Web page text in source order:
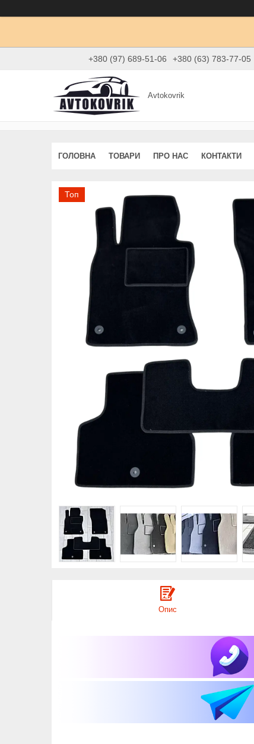
+380 (97) 689-51-06 +380 (63) 783-77-05
Avtokovrik
ГОЛОВНА ТОВАРИ ПРО НАС КОНТАКТИ
Топ
Опис